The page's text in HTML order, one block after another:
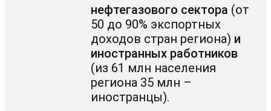
нефтегазового сектора (от
50 до 90% экспортных
доходов стран региона) и
иностранных работников
(из 61 млн населения
региона 35 млн –
иностранцы).